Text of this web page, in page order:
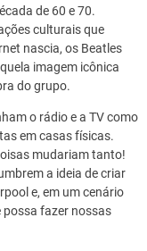
de 60 e 70.
culturais que
nascia, os Beatles
imagem icônica
do grupo.
o rádio e a TV como
em casas físicas.
mudariam tanto!
a ideia de criar
e, em um cenário
possa fazer nossas